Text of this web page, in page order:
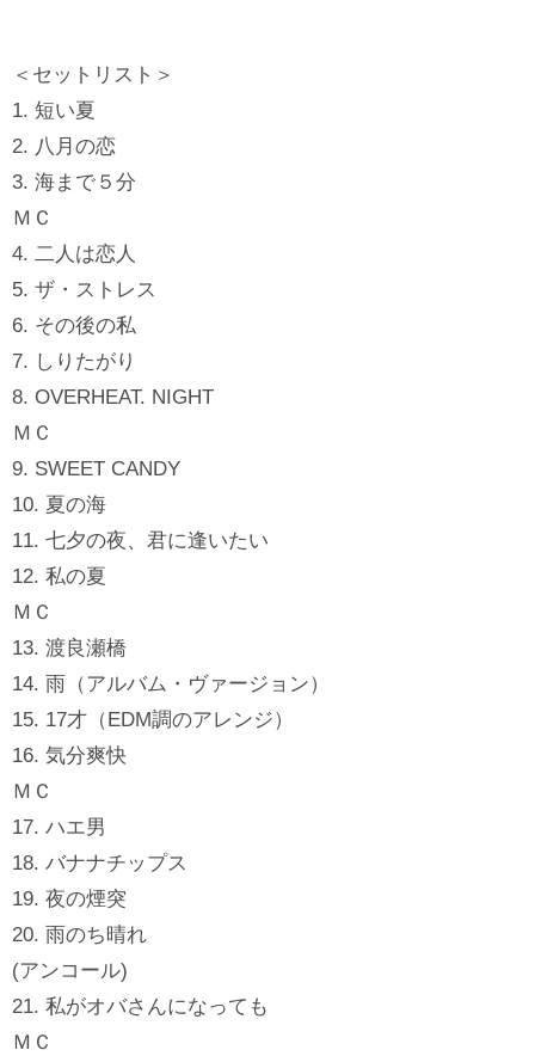
＜セットリスト＞
1. 短い夏
2. 八月の恋
3. 海まで５分
ＭＣ
4. 二人は恋人
5. ザ・ストレス
6. その後の私
7. しりたがり
8. OVERHEAT. NIGHT
ＭＣ
9. SWEET CANDY
10. 夏の海
11. 七夕の夜、君に逢いたい
12. 私の夏
ＭＣ
13. 渡良瀬橋
14. 雨（アルバム・ヴァージョン）
15. 17才（EDM調のアレンジ）
16. 気分爽快
ＭＣ
17. ハエ男
18. バナナチップス
19. 夜の煙突
20. 雨のち晴れ
(アンコール)
21. 私がオバさんになっても
ＭＣ